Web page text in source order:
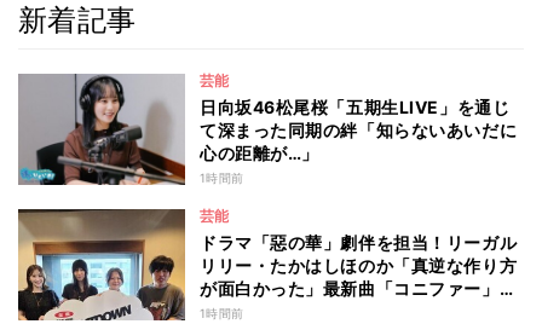
新着記事
芸能
日向坂46松尾桜「五期生LIVE」を通じ
て深まった同期の絆「知らないあいだに
心の距離が…」
1時間前
芸能
ドラマ「惡の華」劇伴を担当！リーガル
リリー・たかはしほのか「真逆な作り方
が面白かった」最新曲「コニファー」制
作秘話も
1時間前